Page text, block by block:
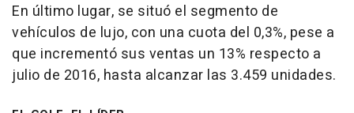
En último lugar, se situó el segmento de
vehículos de lujo, con una cuota del 0,3%, pese a
que incrementó sus ventas un 13% respecto a
julio de 2016, hasta alcanzar las 3.459 unidades.